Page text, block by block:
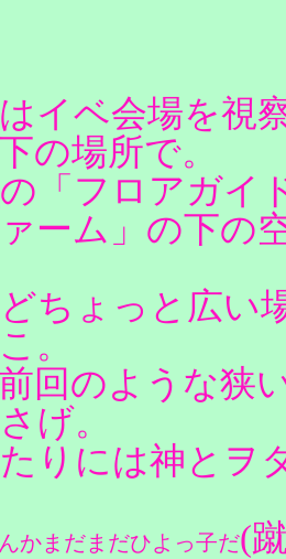
イベ会場を視
の場所で。
の「フロアガイ
ーム」の下の
ちょっと広い
。
回のような狭
げ。
りには神とヲ
かまだまだひよっ子だ(